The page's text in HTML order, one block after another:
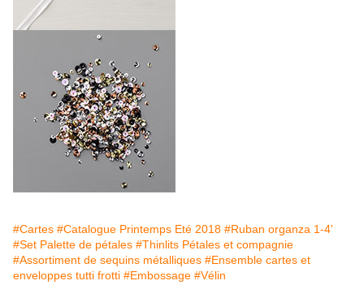
#Cartes #Catalogue Printemps Eté 2018 #Ruban organza 1-4'
#Set Palette de pétales #Thinlits Pétales et compagnie
#Assortiment de sequins métalliques #Ensemble cartes et
enveloppes tutti frotti #Embossage #Vélin